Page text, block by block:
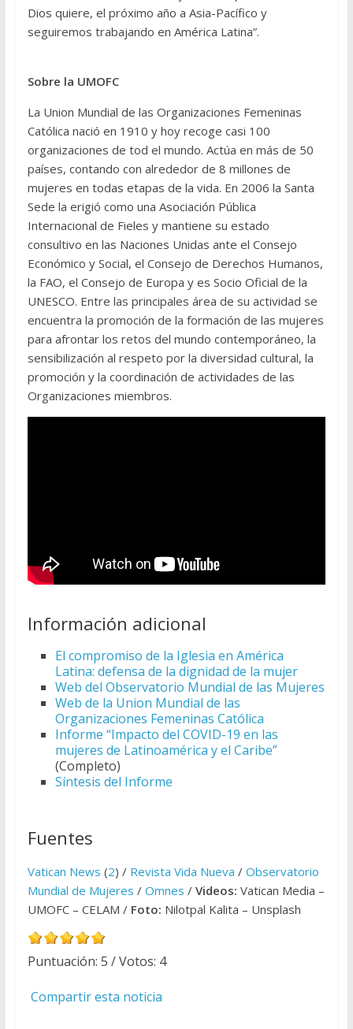
Dios quiere, el próximo año a Asia-Pacífico y
seguiremos trabajando en América Latina”.
Sobre la UMOFC
La Union Mundial de las Organizaciones Femeninas
Católica nació en 1910 y hoy recoge casi 100
organizaciones de tod el mundo. Actúa en más de 50
países, contando con alrededor de 8 millones de
mujeres en todas etapas de la vida. En 2006 la Santa
Sede la erigió como una Asociación Pública
Internacional de Fieles y mantiene su estado
consultivo en las Naciones Unidas ante el Consejo
Económico y Social, el Consejo de Derechos Humanos,
la FAO, el Consejo de Europa y es Socio Oficial de la
UNESCO. Entre las principales área de su actividad se
encuentra la promoción de la formación de las mujeres
para afrontar los retos del mundo contemporáneo, la
sensibilización al respeto por la diversidad cultural, la
promoción y la coordinación de actividades de las
Organizaciones miembros.
Información adicional
El compromiso de la Iglesia en América
Latina: defensa de la dignidad de la mujer
Web del Observatorio Mundial de las Mujeres
Web de la Union Mundial de las
Organizaciones Femeninas Católica
Informe “Impacto del COVID-19 en las
mujeres de Latinoamérica y el Caribe”
(Completo)
Síntesis del Informe
Fuentes
Vatican News (2) / Revista Vida Nueva / Observatorio
Mundial de Mujeres / Omnes / Videos: Vatican Media –
UMOFC – CELAM / Foto: Nilotpal Kalita – Unsplash
Puntuación: 5 / Votos: 4
Compartir esta noticia